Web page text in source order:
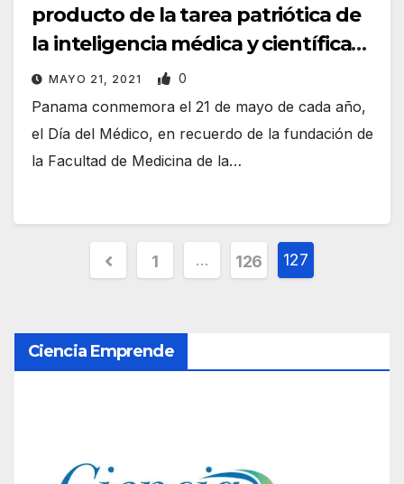
producto de la tarea patriótica de
la inteligencia médica y científica
de nuestro país»
MAYO 21, 2021 0
Panama conmemora el 21 de mayo de cada año,
el Día del Médico, en recuerdo de la fundación de
la Facultad de Medicina de la…
g
i
1 … 126 127
Ciencia Emprende